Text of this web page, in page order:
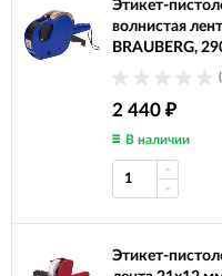
Этикет-
волнистая
BRAUBERG,
2 440 ₽
В наличии
Этикет-